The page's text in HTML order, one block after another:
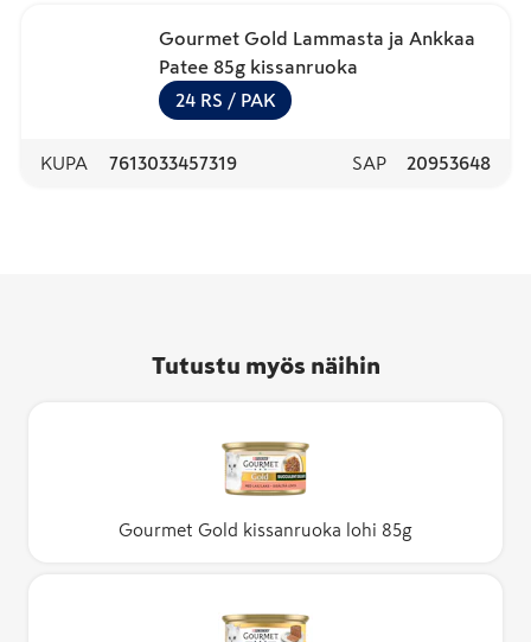
Gourmet Gold Lammasta ja Ankkaa
Patee 85g kissanruoka
24 RS / PAK
KUPA 7613033457319 SAP 20953648
Tutustu myös näihin
Gourmet Gold kissanruoka lohi 85g